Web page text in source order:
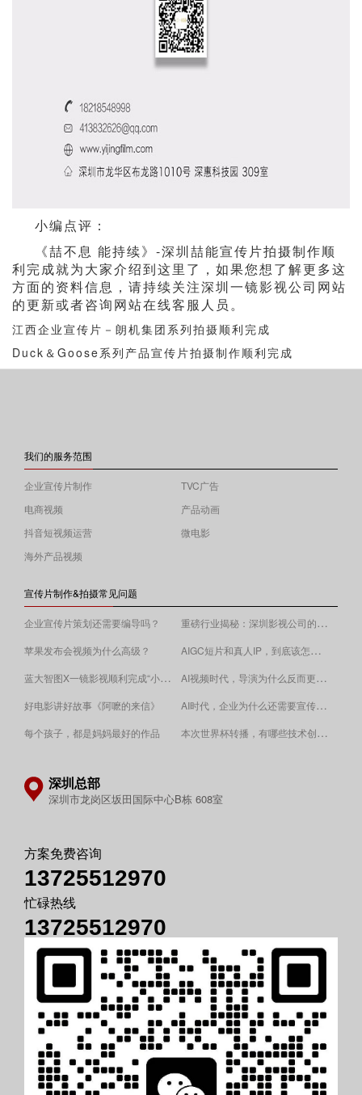
小编点评：
《喆不息 能持续》-深圳喆能宣传片拍摄制作顺
利完成就为大家介绍到这里了，如果您想了解更多这
方面的资料信息，请持续关注深圳一镜影视公司网站
的更新或者咨询网站在线客服人员。
江西企业宣传片－朗机集团系列拍摄顺利完成
Duck＆Goose系列产品宣传片拍摄制作顺利完成
我们的服务范围
企业宣传片制作
TVC广告
电商视频
产品动画
抖音短视频运营
微电影
海外产品视频
宣传片制作&拍摄常见问题
企业宣传片策划还需要编导吗？ 重磅行业揭秘：深圳影视公司的收费逻辑！
苹果发布会视频为什么高级？
AIGC短片和真人IP，到底该怎么选？
蓝大智图X一镜影视顺利完成“小蓝本”广告影片拍摄制作。
AI视频时代，导演为什么反而更重要？
好电影讲好故事《阿嚒的来信》 AI时代，企业为什么还需要宣传片？
每个孩子，都是妈妈最好的作品 ​本次世界杯转播，有哪些技术创新值得关注？
深圳总部
深圳市龙岗区坂田国际中心B栋 608室
方案免费咨询
13725512970
忙碌热线
13725512970